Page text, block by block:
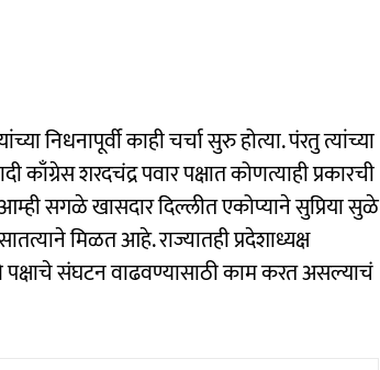
निधनापूर्वी काही चर्चा सुरु होत्या. पंरतु त्यांच्या
काँग्रेस शरदचंद्र पवार पक्षात कोणत्याही प्रकारची
सगळे खासदार दिल्लीत एकोप्याने सुप्रिया सुळे
मिळत आहे. राज्यातही प्रदेशाध्यक्ष
संघटन वाढवण्यासाठी काम करत असल्याचं